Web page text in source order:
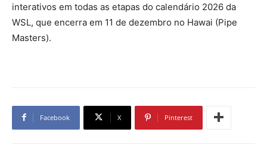
interativos em todas as etapas do calendário 2026 da
WSL, que encerra em 11 de dezembro no Hawai (Pipe
Masters).
Facebook X Pinterest